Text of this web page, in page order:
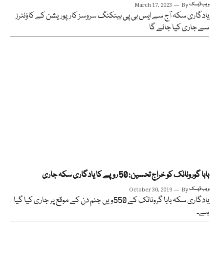
March 17, 2023 Byویب ڈیسک
یادگاری سکہ آج سے ایس بی پی بینکنگ سروسز کارپوریشن کے کاؤنٹرز
سے جاری کیا جائے گا
بابا گورونانک کو خراج تحسین: 50 روپے کا یادگاری سکہ جاری
October 30, 2019 Byویب ڈیسک
یادگاری سکہ بابا گرونانک کے 550ویں جنم دن کے موقع پر جاری کیا گیا
ہے۔